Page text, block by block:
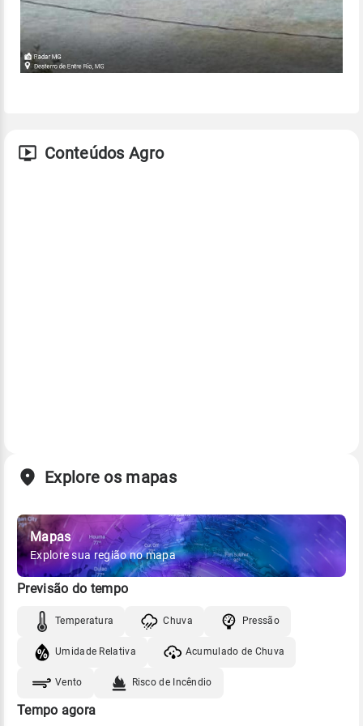
Conteúdos Agro
Explore os mapas
Mapas
Explore sua região no mapa
Previsão do tempo
Temperatura Chuva Pressão
Umidade Relativa Acumulado de Chuva
Vento Risco de Incêndio
Tempo agora